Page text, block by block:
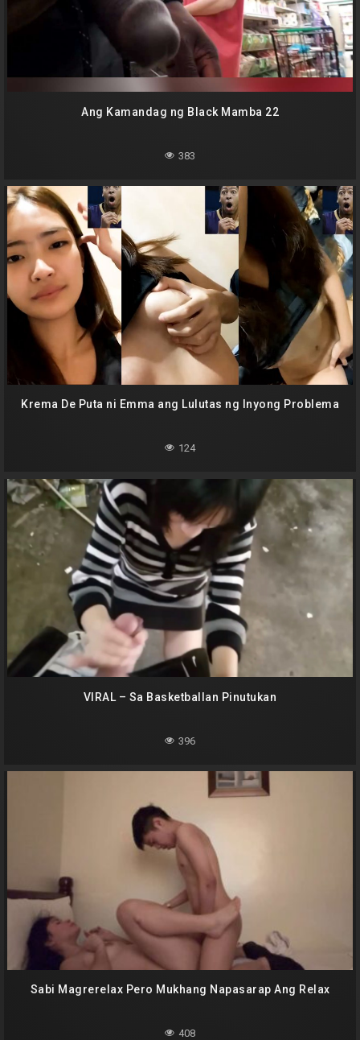
Ang Kamandag ng Black Mamba 22
383
Krema De Puta ni Emma ang Lulutas ng Inyong Problema
124
VIRAL – Sa Basketballan Pinutukan
396
Sabi Magrerelax Pero Mukhang Napasarap Ang Relax
408